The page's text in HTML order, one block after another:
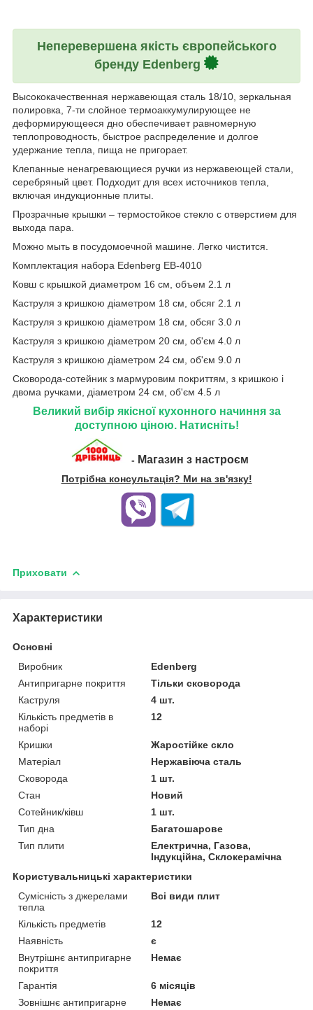
Неперевершена якість європейського
бренду Edenberg
Высококачественная нержавеющая сталь 18/10, зеркальная
полировка, 7-ти слойное термоаккумулирующее не
деформирующееся дно обеспечивает равномерную
теплопроводность, быстрое распределение и долгое
удержание тепла, пища не пригорает.
Клепанные ненагревающиеся ручки из нержавеющей стали,
серебряный цвет. Подходит для всех источников тепла,
включая индукционные плиты.
Прозрачные крышки – термостойкое стекло с отверстием для
выхода пара.
Можно мыть в посудомоечной машине. Легко чистится.
Комплектация набора Edenberg EB-4010
Ковш с крышкой диаметром 16 см, объем 2.1 л
Каструля з кришкою діаметром 18 см, обсяг 2.1 л
Каструля з кришкою діаметром 18 см, обсяг 3.0 л
Каструля з кришкою діаметром 20 см, об'єм 4.0 л
Каструля з кришкою діаметром 24 см, об'єм 9.0 л
Сковорода-сотейник з мармуровим покриттям, з кришкою і
двома ручками, діаметром 24 см, об'єм 4.5 л
Великий вибір якісної кухонного начиння за
доступною ціною. Натисніть!
- Магазин з настроєм
Потрібна консультація? Ми на зв'язку!
Приховати
Характеристики
Основні
Виробник
Edenberg
Антипригарне покриття
Тільки сковорода
Каструля
4 шт.
Кількість предметів в
наборі
12
Кришки
Жаростійке скло
Матеріал
Нержавіюча сталь
Сковорода
1 шт.
Стан
Новий
Сотейник/ківш
1 шт.
Тип дна
Багатошарове
Тип плити
Електрична, Газова,
Індукційна, Склокерамічна
Користувальницькі характеристики
Сумісність з джерелами
тепла
Всі види плит
Кількість предметів
12
Наявність
є
Внутрішнє антипригарне
покриття
Немає
Гарантія
6 місяців
Зовнішнє антипригарне
Немає